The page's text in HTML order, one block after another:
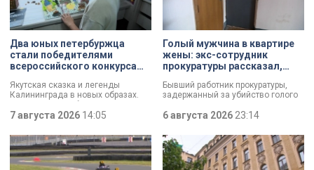
Два юных петербуржца
стали победителями
всероссийского конкурса
Якутская сказка и легенды
Калининграда в новых образах.
победителями всероссийского
Россия». Их работы с
использованием бересты, листьев
и янтаря дали новое прочтение
народным сюжетам.
7 августа 2026 14:05
Голый мужчина в квартире
жены: экс-сотрудник
прокуратуры рассказал,
Бывший работник прокуратуры,
задержанный за убийство голого
которые толкнули его на страшное
вынес мертвеца из дома на улице
Луначарского, выдавая
бездыханного мужчину за
изрядно перебравшего приятеля.
6 августа 202623:14